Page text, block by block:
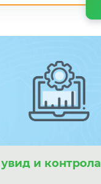
и контрола